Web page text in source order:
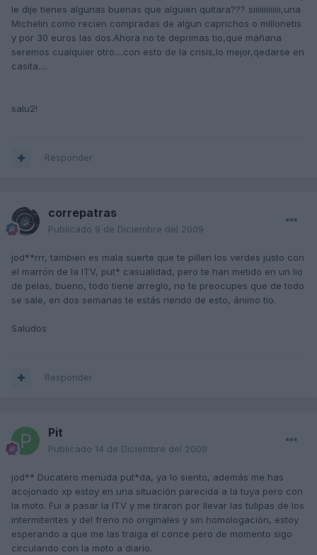
le dije tienes algunas buenas que alguien quitara??? siiiiiiiiiiiii,una
Michelin como recien compradas de algun caprichos o millonetis
y por 30 euros las dos.Ahora no te deprimas tio,que mañana
seremos cualquier otro....con esto de la crisis,lo mejor,qedarse en
casita....
salu2!
Responder
correpatras
Publicado 9 de Diciembre del 2009
jod**rrr, tambien es mala suerte que te pillen los verdes justo con
el marrón de la ITV, put* casualidad, pero te han metido en un lio
de pelas, bueno, todo tiene arreglo, no te preocupes que de todo
se sale, en dos semanas te estás riendo de esto, ánimo tio.
Saludos
Responder
Pit
Publicado 14 de Diciembre del 2009
jod** Ducatero menuda put*da, ya lo siento, además me has
acojonado xp estoy en una situación parecida a la tuya pero con
la moto. Fui a pasar la ITV y me tiraron por llevar las tulipas de los
intermitentes y del freno no originales y sin homologación, estoy
esperando a que me las traiga el conce pero de momento sigo
circulando con la moto a diario.